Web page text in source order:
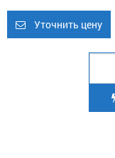
Уточнить цену